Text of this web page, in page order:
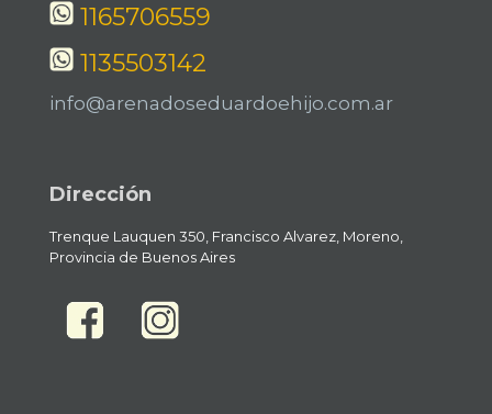
1165706559
1135503142
info@arenadoseduardoehijo.com.ar
Dirección
Trenque Lauquen 350, Francisco Alvarez, Moreno,
Provincia de Buenos Aires